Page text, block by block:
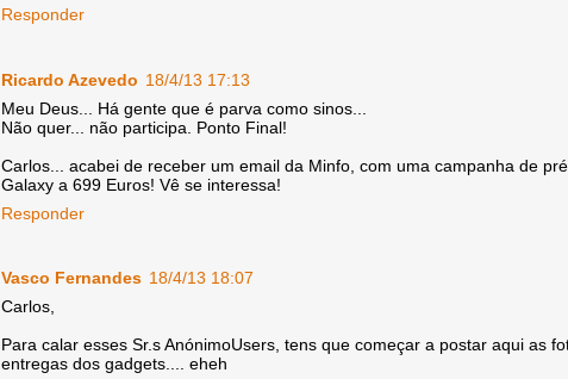
Responder
Ricardo Azevedo 18/4/13 17:13
Meu Deus... Há gente que é parva como sinos...
Não quer... não participa. Ponto Final!
Carlos... acabei de receber um email da Minfo, com uma campanha de
Galaxy a 699 Euros! Vê se interessa!
Responder
Vasco Fernandes 18/4/13 18:07
Carlos,
Para calar esses Sr.s AnónimoUsers, tens que começar a postar aqui as
entregas dos gadgets.... eheh